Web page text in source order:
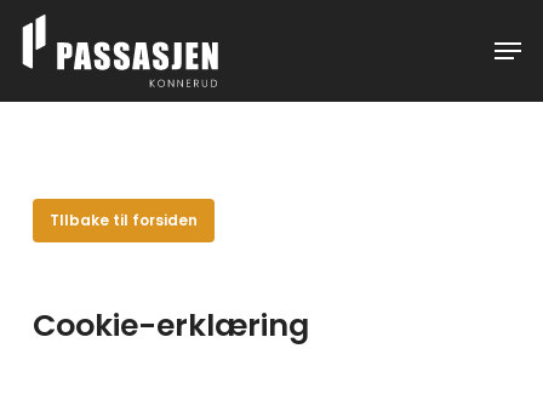
content
TIlbake til forsiden
Cookie-erklæring